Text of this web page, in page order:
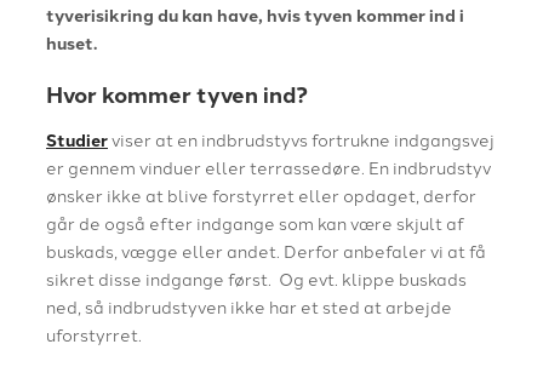
tyverisikring du kan have, hvis tyven kommer ind i
huset.
Hvor kommer tyven ind?
Studierviser at en indbrudstyvs fortrukne indgangsvej
er gennem vinduer eller terrassedøre. En indbrudstyv
ønsker ikke at blive forstyrret eller opdaget, derfor
går de også efter indgange som kan være skjult af
buskads, vægge eller andet. Derfor anbefaler vi at få
sikret disse indgange først. Og evt. klippe buskads
ned, så indbrudstyven ikke har et sted at arbejde
uforstyrret.